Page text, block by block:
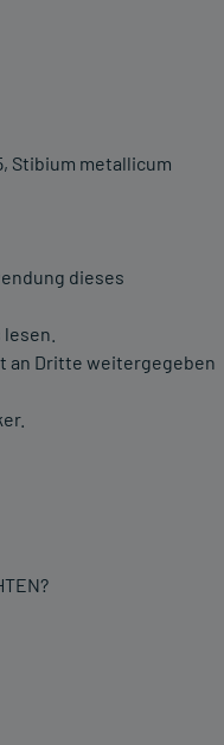
Stibium metallicum
dieses
an Dritte weitergegeben